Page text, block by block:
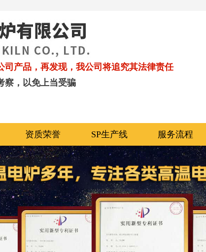
产品，再发现，我公司将追究其法律责任
察，以免上当受骗
资质荣誉 SP生产线 服务流程